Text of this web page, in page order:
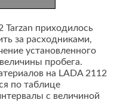
приходилось
за расходниками,
установленного
пробега.
на LADA 2112
по таблице
с величиной